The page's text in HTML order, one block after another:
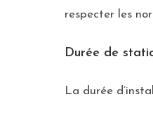
respecter les
Durée de
La durée